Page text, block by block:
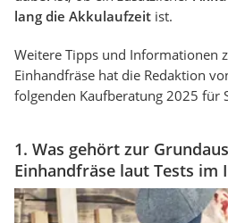
lang die Akkulaufzeit ist.
Weitere Tipps und Informationen
Einhandfräse hat die Redaktion
folgenden Kaufberatung 2025 für
1. Was gehört zur
Einhandfräse laut Tests im